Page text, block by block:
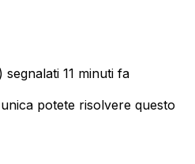
segnalati 11 minuti fa
potete risolvere questo